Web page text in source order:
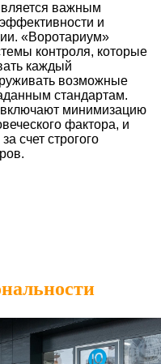
важным
и
«Воротариум»
контроля, которые
каждый
возможные
стандартам.
минимизацию
фактора, и
счет строгого